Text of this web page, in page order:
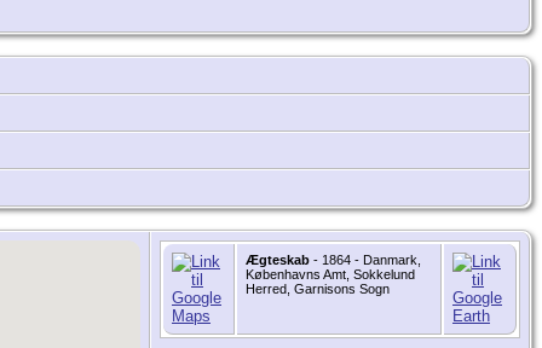
Ægteskab - 1864 - Danmark,
Københavns Amt, Sokkelund
Herred, Garnisons Sogn